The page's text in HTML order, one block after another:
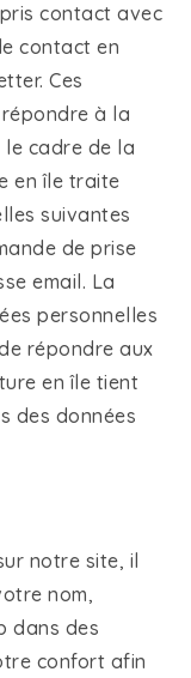
contact avec
contact en
Ces
à la
cadre de la
en île traite
suivantes
de prise
email. La
personnelles
répondre aux
en île tient
des données
notre site, il
nom,
dans des
confort afin